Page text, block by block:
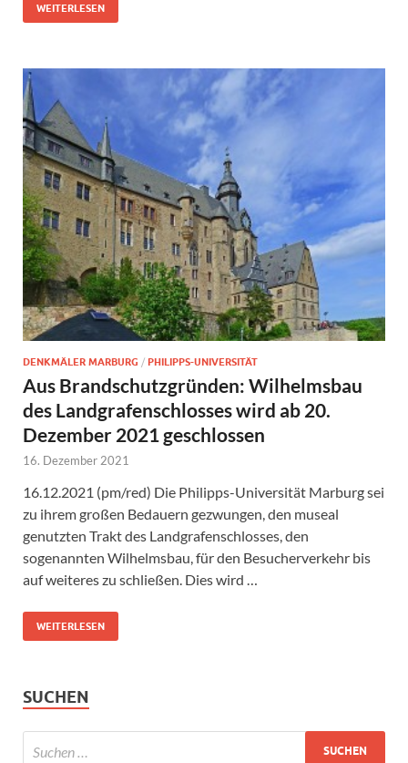
WEITERLESEN
DENKMÄLER MARBURG / PHILIPPS-UNIVERSITÄT
Aus Brandschutzgründen: Wilhelmsbau
des Landgrafenschlosses wird ab 20.
Dezember 2021 geschlossen
16. Dezember 2021
16.12.2021 (pm/red) Die Philipps-Universität Marburg sei
zu ihrem großen Bedauern gezwungen, den museal
genutzten Trakt des Landgrafenschlosses, den
sogenannten Wilhelmsbau, für den Besucherverkehr bis
auf weiteres zu schließen. Dies wird …
WEITERLESEN
SUCHEN